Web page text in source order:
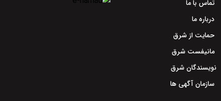
تماس با ما
درباره ما
حمایت از شرق
مانیفست شرق
نویسندگان شرق
سازمان آگهی ها